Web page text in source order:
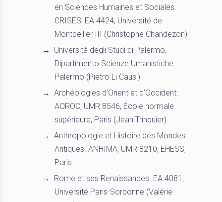
en Sciences Humaines et Sociales.
CRISES, EA 4424, Université de
Montpellier III (Christophe Chandezon)
Università degli Studi di Palermo,
Dipartimento Scienze Umanistiche.
Palermo (Pietro Li Causi)
Archéologies d’Orient et d’Occident.
AOROC, UMR 8546, École normale
supérieure, Paris (Jean Trinquier).
Anthropologie et Histoire des Mondes
Antiques. ANHIMA, UMR 8210, EHESS,
Paris
Rome et ses Renaissances. EA 4081,
Université Paris-Sorbonne (Valérie